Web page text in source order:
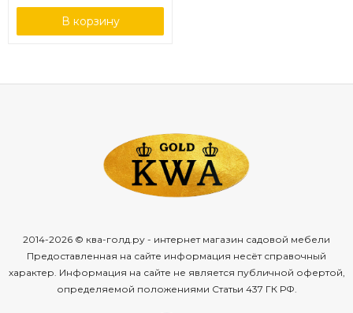
В корзину
2014-2026 © ква-голд.ру - интернет магазин садовой мебели
Предоставленная на сайте информация несёт справочный
характер. Информация на сайте не является публичной офертой,
определяемой положениями Статьи 437 ГК РФ.